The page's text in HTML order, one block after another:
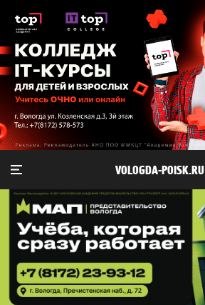
VOLOGDA-POISK.RU